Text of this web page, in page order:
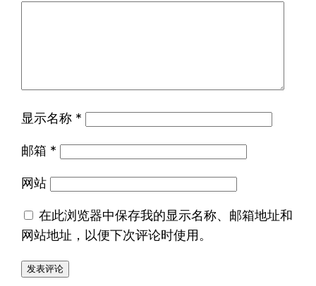
显示名称 *
邮箱 *
网站
在此浏览器中保存我的显示名称、邮箱地址和
网站地址，以便下次评论时使用。